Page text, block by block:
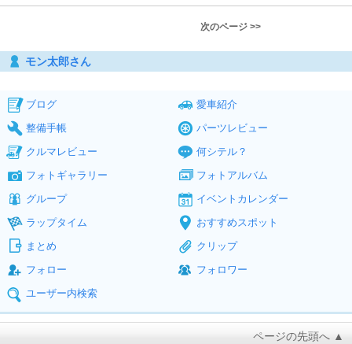
次のページ >>
モン太郎さん
ブログ
愛車紹介
整備手帳
パーツレビュー
クルマレビュー
何シテル？
フォトギャラリー
フォトアルバム
グループ
イベントカレンダー
ラップタイム
おすすめスポット
まとめ
クリップ
フォロー
フォロワー
ユーザー内検索
ページの先頭へ ▲